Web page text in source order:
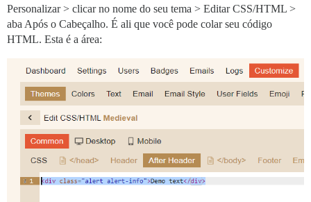
Personalizar > clicar no nome do seu tema > Editar CSS/HTML >
aba Após o Cabeçalho. É ali que você pode colar seu código
HTML. Esta é a área: